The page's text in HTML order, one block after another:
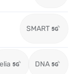
SMART
DNA